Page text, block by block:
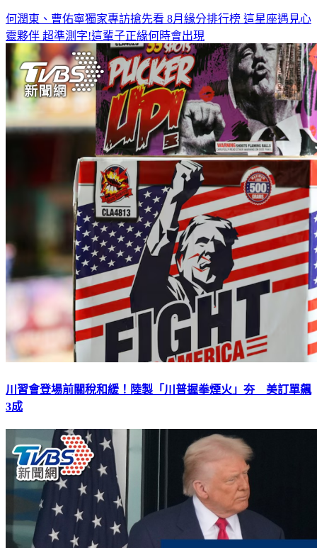
何潤東、曹佑寧獨家專訪搶先看 8月緣分排行榜 這星座遇見心
靈夥伴 超準測字!這輩子正緣何時會出現
川習會登場前關稅和緩！陸製「川普握拳煙火」夯 美訂單飆
3成